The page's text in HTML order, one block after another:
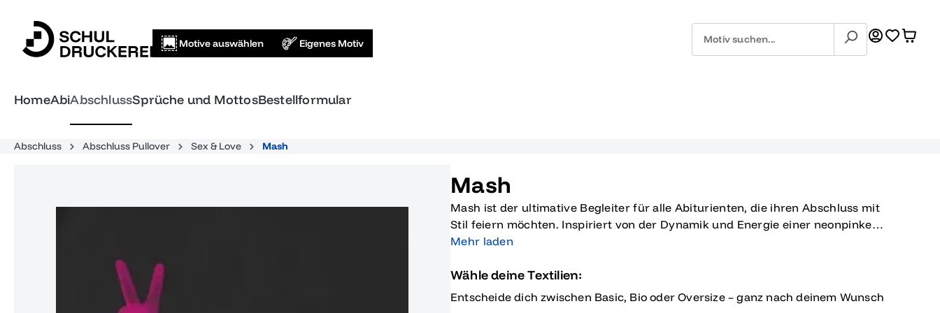
Motive auswählen Eigenes Motiv
HomeAbiAbschlussSprüche und MottosBestellformular
Abschluss Abschluss Pullover Sex & Love Mash
Mash
Mash ist der ultimative Begleiter für alle Abiturienten, die ihren Abschluss mit
Stil feiern möchten. Inspiriert von der Dynamik und Energie einer neonpinken
Akrobatin, die die Zahlen 2014 formt, verkörpert Mash all das, was du mit
in eine aufregende Zukunft. Stell dir vor, wie du mit Mash die Highlights deines
Jahrgangs feierst, während du gleichzeitig in eine Welt voller neuer
Möglichkeiten eintauchst. Das leuchtende Neonpink zieht alle Blicke auf sich
Mehr laden
Wähle deine Textilien:
Entscheide dich zwischen Basic, Bio oder Oversize – ganz nach deinem Wunsch